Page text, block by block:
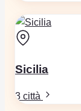
Sicilia
3 città